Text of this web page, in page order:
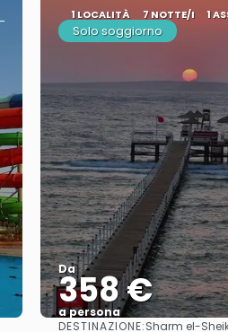
1 LOCALITÀ 7 NOTTE/I 1
Solo soggiorno
Da
358 €
a persona
DESTINAZIONE:Sharm el-